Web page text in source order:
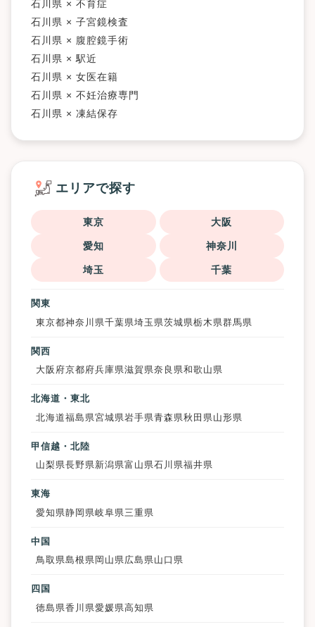
石川県 × 不育症
石川県 × 子宮鏡検査
石川県 × 腹腔鏡手術
石川県 × 駅近
石川県 × 女医在籍
石川県 × 不妊治療専門
石川県 × 凍結保存
エリアで探す
東京 大阪
愛知 神奈川
埼玉 千葉
関東
東京都神奈川県千葉県埼玉県茨城県栃木県群馬県
関西
大阪府京都府兵庫県滋賀県奈良県和歌山県
北海道・東北
北海道福島県宮城県岩手県青森県秋田県 山形県
甲信越・北陸
山梨県長野県新潟県富山県石川県福井県
東海
愛知県静岡県岐阜県 三重県
中国
鳥取県島根県 岡山県広島県山口県
四国
徳島県香川県愛媛県高知県